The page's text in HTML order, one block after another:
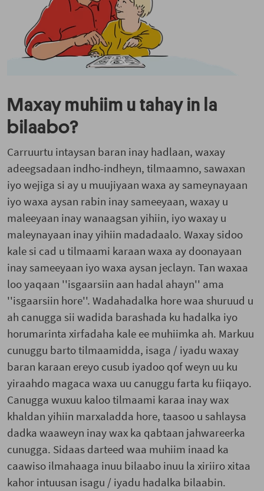
Maxay muhiim u tahay in la
bilaabo?
Carruurtu intaysan baran inay hadlaan, waxay
adeegsadaan indho-indheyn, tilmaamno, sawaxan
iyo wejiga si ay u muujiyaan waxa ay sameynayaan
iyo waxa aysan rabin inay sameeyaan, waxay u
maleeyaan inay wanaagsan yihiin, iyo waxay u
maleynayaan inay yihiin madadaalo. Waxay sidoo
kale si cad u tilmaami karaan waxa ay doonayaan
inay sameeyaan iyo waxa aysan jeclayn. Tan waxaa
loo yaqaan ''isgaarsiin aan hadal ahayn'' ama
''isgaarsiin hore''. Wadahadalka hore waa shuruud u
ah canugga sii wadida barashada ku hadalka iyo
horumarinta xirfadaha kale ee muhiimka ah. Markuu
cunuggu barto tilmaamidda, isaga / iyadu waxay
baran karaan ereyo cusub iyadoo qof weyn uu ku
yiraahdo magaca waxa uu canuggu farta ku fiiqayo.
Canugga wuxuu kaloo tilmaami karaa inay wax
khaldan yihiin marxaladda hore, taasoo u sahlaysa
dadka waaweyn inay wax ka qabtaan jahwareerka
cunugga. Sidaas darteed waa muhiim inaad ka
caawiso ilmahaaga inuu bilaabo inuu la xiriiro xitaa
kahor intuusan isagu / iyadu hadalka bilaabin.